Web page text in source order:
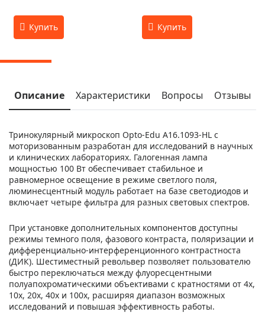
Описание Характеристики Вопросы Отзывы
Тринокулярный микроскоп Opto-Edu A16.1093-HL с
моторизованным разработан для исследований в научных
и клинических лабораториях. Галогенная лампа
мощностью 100 Вт обеспечивает стабильное и
равномерное освещение в режиме светлого поля,
люминесцентный модуль работает на базе светодиодов и
включает четыре фильтра для разных световых спектров.
При установке дополнительных компонентов доступны
режимы темного поля, фазового контраста, поляризации и
дифференциально-интерференционного контрастноста
(ДИК). Шестиместный револьвер позволяет пользователю
быстро переключаться между флуоресцентными
полуапохроматическими объективами с кратностями от 4x,
10x, 20x, 40x и 100x, расширяя диапазон возможных
исследований и повышая эффективность работы.